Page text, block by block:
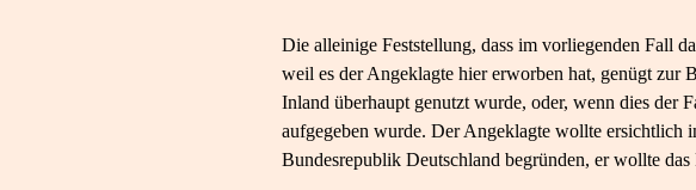
Die alleinige Feststellung, dass im vorliegenden Fall
weil es der Angeklagte hier erworben hat, genügt zur
Inland überhaupt genutzt wurde, oder, wenn dies der
aufgegeben wurde. Der Angeklagte wollte ersichtlich
Bundesrepublik Deutschland begründen, er wollte das